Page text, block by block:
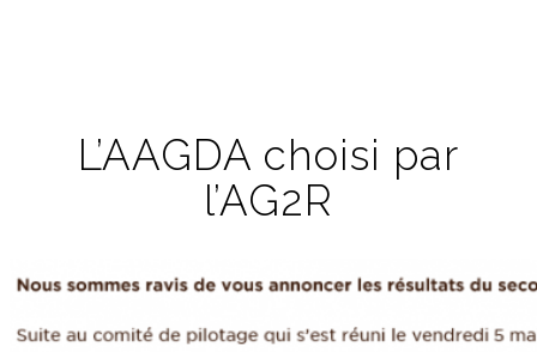
L’AAGDA choisi par
l’AG2R